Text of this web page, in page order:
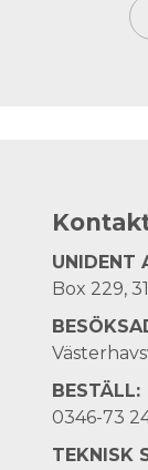
UNIDENT
Box 229,
BESTÄLL:
0346-73
TEKNISK